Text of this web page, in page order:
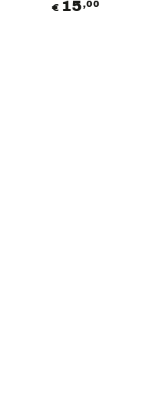
Prezzo
regolare
€ 15,00